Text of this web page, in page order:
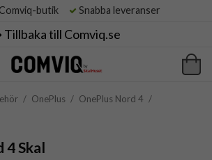
butik Snabba leveranser
till Comviq.se
/ OnePlus / OnePlus Nord 4 /
4 Skal